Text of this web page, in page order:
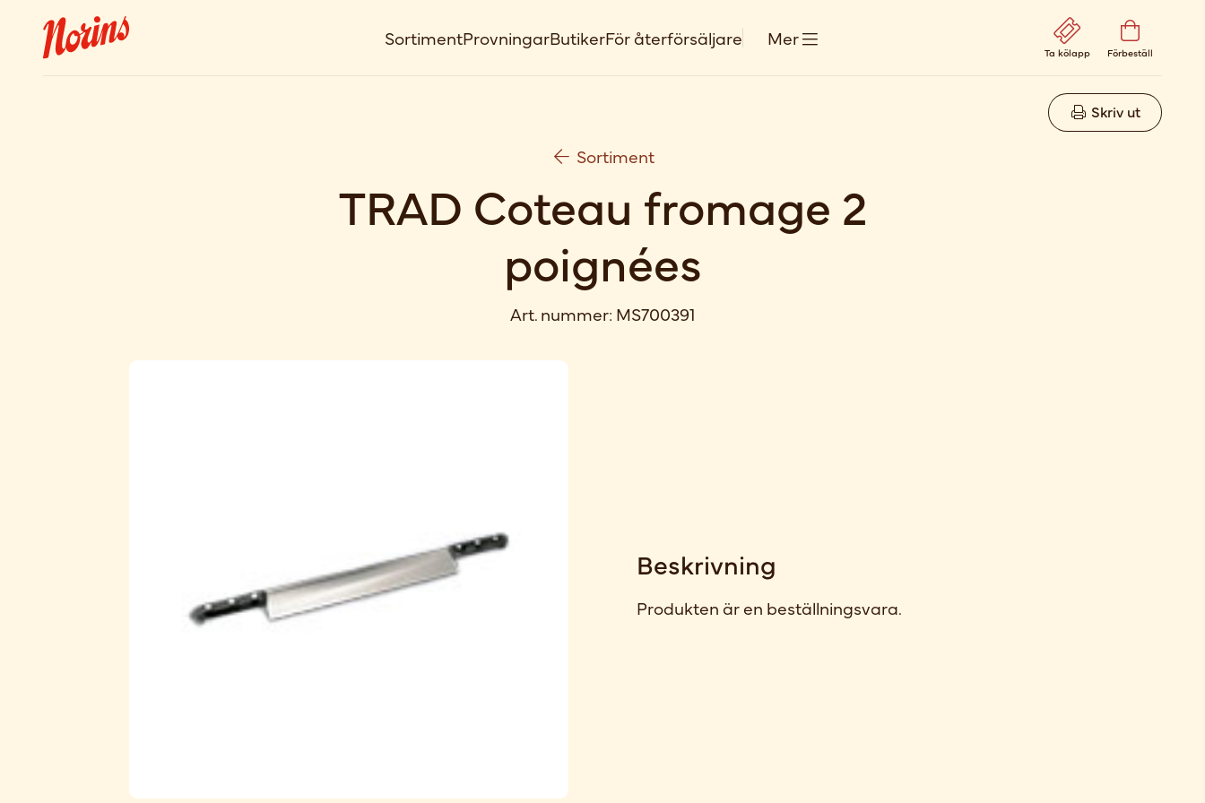
SortimentProvningarButikerFör återförsäljare Mer
Ta kölapp Förbeställ
Skriv ut
Sortiment
TRAD Coteau fromage 2
poignées
Art. nummer: MS700391
Beskrivning
Produkten är en beställningsvara.